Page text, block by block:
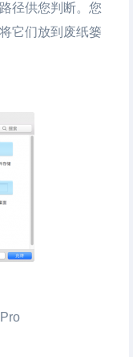
径供您判断。您
它们放到废纸篓